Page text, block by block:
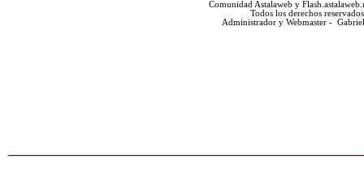
Comunidad Astalaweb y
Todos los derechos reservados
Administrador y Webmaster -